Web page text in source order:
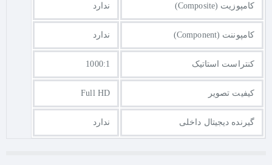
کامپوزیت (Composite) ندارد
کامپوننت (Component) ندارد
کنتراست استاتیک 1000:1
کیفیت تصویر Full HD
گیرنده دیجیتال داخلی ندارد